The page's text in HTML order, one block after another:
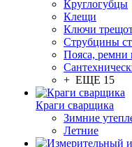
Круглогубцы
Клещи
Ключи
Струбцины
Пояса, ремни
+ ЕЩЕ 15
Краги сварщика
Зимние
Летние